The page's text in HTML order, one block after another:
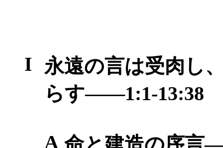
I 永遠の言は受肉し
らす――1:1-13:38
A